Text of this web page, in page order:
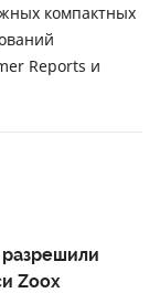
компактных
Reports и
Zoox